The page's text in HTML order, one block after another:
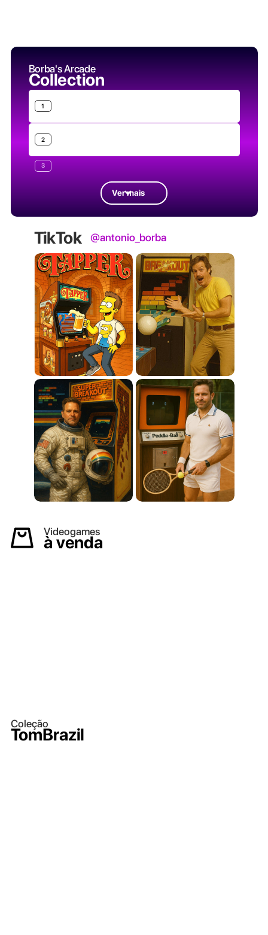
Borba's Arcade
Collection
1
2
3
Ver mais
TikTok @antonio_borba
Videogames
à venda
Coleção
TomBrazil